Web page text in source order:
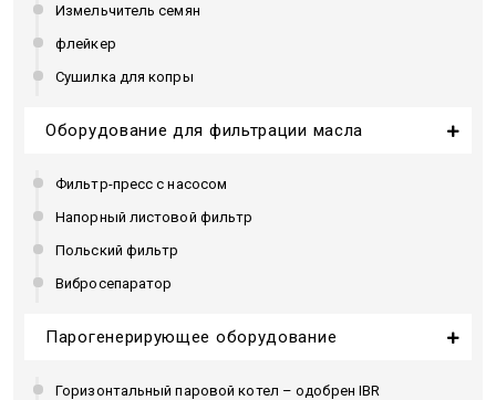
Измельчитель семян
флейкер
Сушилка для копры
Оборудование для фильтрации масла
Фильтр-пресс с насосом
Напорный листовой фильтр
Польский фильтр
Вибросепаратор
Парогенерирующее оборудование
Горизонтальный паровой котел – одобрен IBR